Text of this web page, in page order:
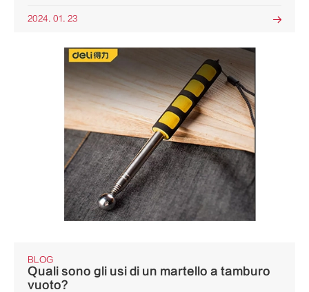
2024. 01. 23 
BLOG
Quali sono gli usi di un martello a tamburo
vuoto?